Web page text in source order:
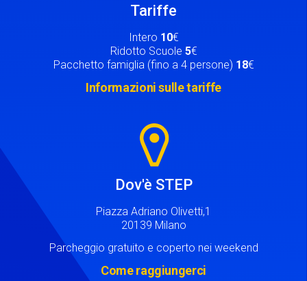
Tariffe
Intero 10€
Ridotto Scuole 5€
Pacchetto famiglia (fino a 4 persone) 18€
Informazioni sulle tariffe
Dov'è STEP
Piazza Adriano Olivetti,1
20139 Milano
Parcheggio gratuito e coperto nei weekend
Come raggiungerci